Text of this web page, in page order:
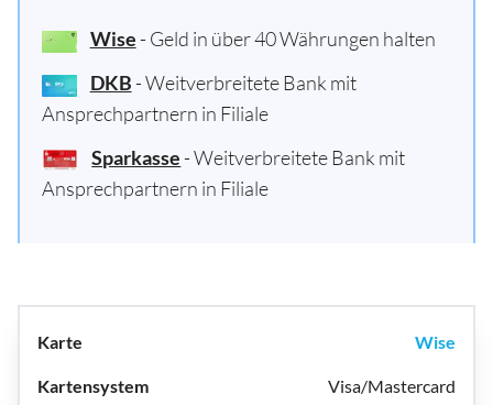
Wise - Geld in über 40 Währungen halten
DKB - Weitverbreitete Bank mit
Ansprechpartnern in Filiale
Sparkasse - Weitverbreitete Bank mit
Ansprechpartnern in Filiale
Wise
Visa/Mastercard